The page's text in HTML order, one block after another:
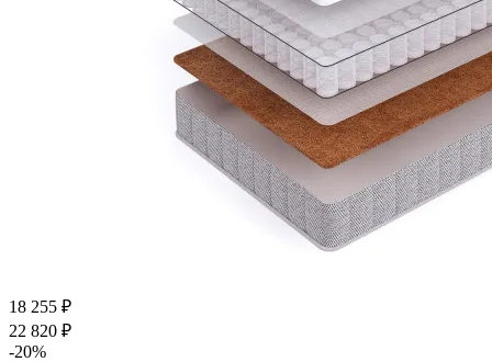
18 255 ₽
22 820 ₽
-20%